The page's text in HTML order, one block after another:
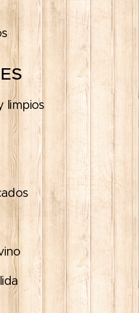
limpios